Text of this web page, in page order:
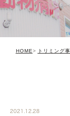
HOME トリミング
2021.12.28